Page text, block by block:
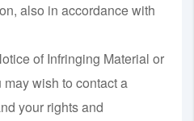
also in accordance with
of Infringing Material or
wish to contact a
your rights and